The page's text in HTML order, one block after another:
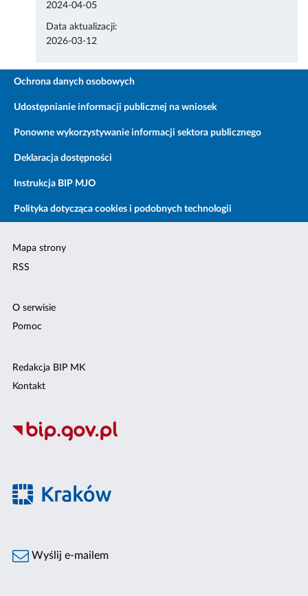
2024-04-05
Data aktualizacji:
2026-03-12
Ochrona danych osobowych
Udostępnianie informacji publicznej na wniosek
Ponowne wykorzystywanie informacji sektora publicznego
Deklaracja dostępności
Instrukcja BIP MJO
Polityka dotycząca cookies i podobnych technologii
Mapa strony
RSS
O serwisie
Pomoc
Redakcja BIP MK
Kontakt
Wyślij e-mailem